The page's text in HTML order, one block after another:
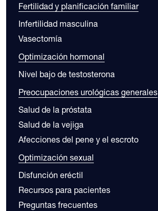
Fertilidad y planificación familiar
Infertilidad masculina
Vasectomía
Optimización hormonal
Nivel bajo de testosterona
Preocupaciones urológicas generales
Salud de la próstata
Salud de la vejiga
Afecciones del pene y el escroto
Optimización sexual
Disfunción eréctil
Recursos para pacientes
Preguntas frecuentes